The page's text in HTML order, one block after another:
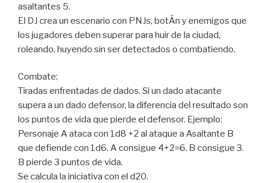
asaltantes 5.
El DJ crea un escenario con PNJs, botÃ­n y enemigos que
los jugadores deben superar para huir de la ciudad,
roleando, huyendo sin ser detectados o combatiendo.
Combate:
Tiradas enfrentadas de dados. Si un dado atacante
supera a un dado defensor, la diferencia del resultado son
los puntos de vida que pierde el defensor. Ejemplo:
Personaje A ataca con 1d8 +2 al ataque a Asaltante B
que defiende con 1d6. A consigue 4+2=6. B consigue 3.
B pierde 3 puntos de vida.
Se calcula la iniciativa con el d20.